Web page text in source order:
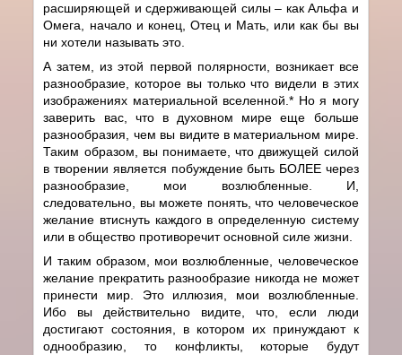
расширяющей и сдерживающей силы – как Альфа и
Омега, начало и конец, Отец и Мать, или как бы вы
ни хотели называть это.
А затем, из этой первой полярности, возникает все
разнообразие, которое вы только что видели в этих
изображениях материальной вселенной.* Но я могу
заверить вас, что в духовном мире еще больше
разнообразия, чем вы видите в материальном мире.
Таким образом, вы понимаете, что движущей силой
в творении является побуждение быть БОЛЕЕ через
разнообразие, мои возлюбленные. И,
следовательно, вы можете понять, что человеческое
желание втиснуть каждого в определенную систему
или в общество противоречит основной силе жизни.
И таким образом, мои возлюбленные, человеческое
желание прекратить разнообразие никогда не может
принести мир. Это иллюзия, мои возлюбленные.
Ибо вы действительно видите, что, если люди
достигают состояния, в котором их принуждают к
однообразию, то конфликты, которые будут